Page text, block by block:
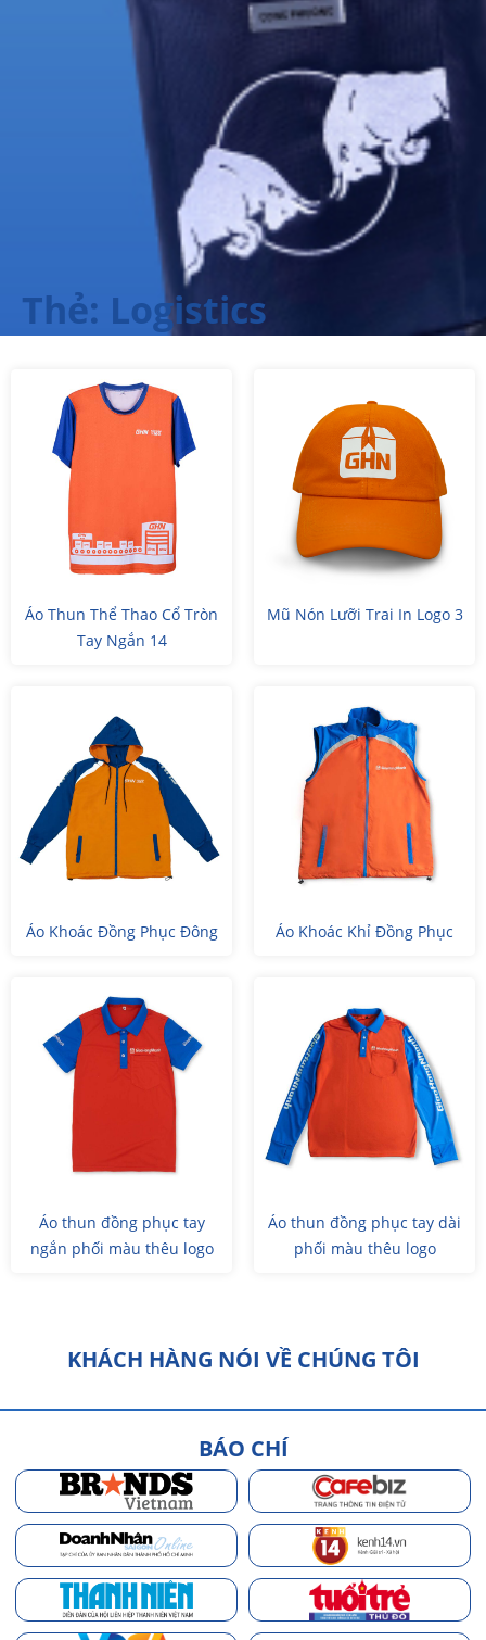
Thẻ: Logistics
Áo Thun Thể Thao Cổ Tròn
Tay Ngắn 14
Mũ Nón Lưỡi Trai In Logo 3
Áo Khoác Đồng Phục Đông Áo Khoác Khỉ Đồng Phục
Áo thun đồng phục tay
ngắn phối màu thêu logo
Áo thun đồng phục tay dài
phối màu thêu logo
KHÁCH HÀNG NÓI VỀ CHÚNG TÔI
BÁO CHÍ